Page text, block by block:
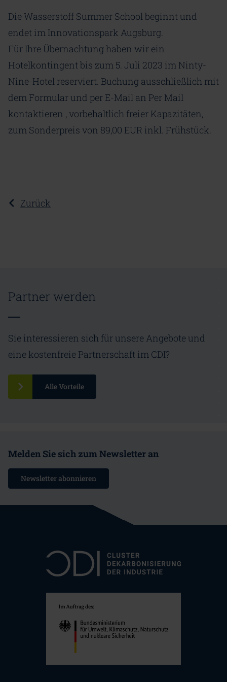
Die Wasserstoff Summer School beginnt und
endet im Innovationspark Augsburg.
Für Ihre Übernachtung haben wir ein
Hotelkontingent bis zum 5. Juli 2023 im Ninty-
Nine-Hotel reserviert. Buchung ausschließlich mit
dem Formular und per E-Mail an Per Mail
kontaktieren , vorbehaltlich freier Kapazitäten,
zum Sonderpreis von 89,00 EUR inkl. Frühstück.
Zurück
Partner werden
Sie interessieren sich für unsere Angebote und
eine kostenfreie Partnerschaft im CDI?
Alle Vorteile
Melden Sie sich zum Newsletter an
Newsletter abonnieren